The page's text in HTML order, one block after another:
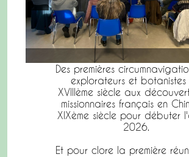
Des premières
explorateurs et
XVIIIème siècle aux
missionnaires français en
XIXème siècle pour débuter
2026.
Et pour clore la première